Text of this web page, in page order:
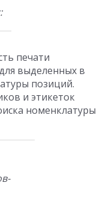
печати
выделенных в
позиций.
и этикеток
а номенклатуры